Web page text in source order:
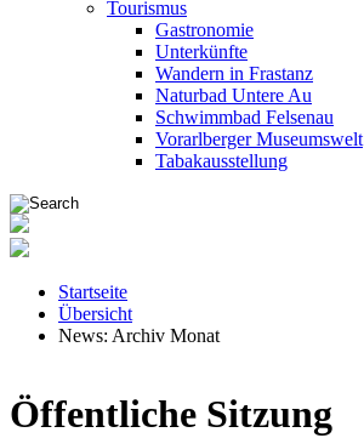
Tourismus
Gastronomie
Unterkünfte
Wandern in Frastanz
Naturbad Untere Au
Schwimmbad Felsenau
Vorarlberger Museumswelt
Tabakausstellung
Startseite
Übersicht
News: Archiv Monat
Öffentliche Sitzung